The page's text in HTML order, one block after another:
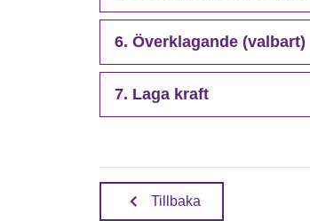
6. Överklagande (valbart)
7. Laga kraft
Tillbaka